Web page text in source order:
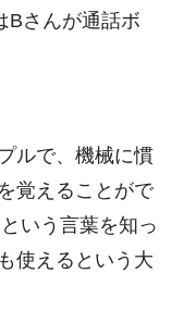
さんが通話ボ
ルで、機械に慣
覚えることがで
という言葉を知っ
使えるという大